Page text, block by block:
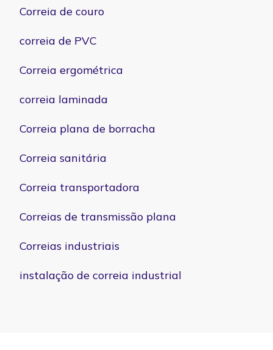
Correia de couro
correia de PVC
Correia ergométrica
correia laminada
Correia plana de borracha
Correia sanitária
Correia transportadora
Correias de transmissão plana
Correias industriais
instalação de correia industrial